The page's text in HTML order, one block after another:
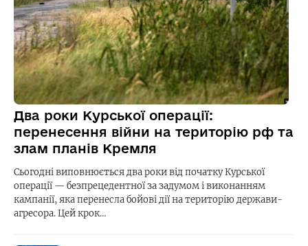
Два роки Курської операції:
перенесення війни на територію рф та
злам планів Кремля
Сьогодні виповнюється два роки від початку Курської
операції — безпрецедентної за задумом і виконанням
кампанії, яка перенесла бойові дії на територію держави-
агресора. Цей крок…